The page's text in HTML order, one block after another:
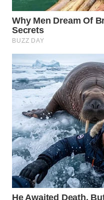
PRIANGAN
TIMUR
WN
SEMARANG
WN
SOLO
WN
BOROBUDUR
WN
MADURA